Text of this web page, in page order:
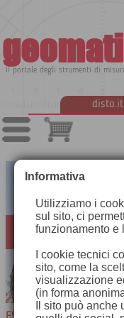
Il portale degli strumenti di
disto.it
Informativa
Utilizziamo i
sul sito, ci
funzionamento e
I cookie tecnici
sito, come la
visualizzazione
(in forma
Il sito può